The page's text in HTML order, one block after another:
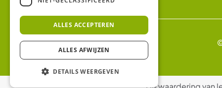
ALLES ACCEPTEREN
ALLES AFWIJZEN
DETAILS WEERGEVEN